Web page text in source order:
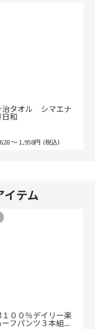
治タオル シマエナ
日和
～1,958円 (税込)
イテム
００％デイリー楽
ーフパンツ３本組...